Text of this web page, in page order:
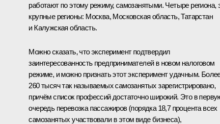
работают по этому режиму, самозанятыми. Четыре региона,
крупные регионы: Москва, Московская область, Татарстан
и Калужская область.
Можно сказать, что эксперимент подтвердил
заинтересованность предпринимателей в новом налоговом
режиме, и можно признать этот эксперимент удачным.
260 тысяч так называемых самозанятых зарегистрировано,
причём список профессий достаточно широкий. Это в
очередь перевозка пассажиров (порядка 18,7 процента всех
самозанятых участвовали в этом виде бизнеса),